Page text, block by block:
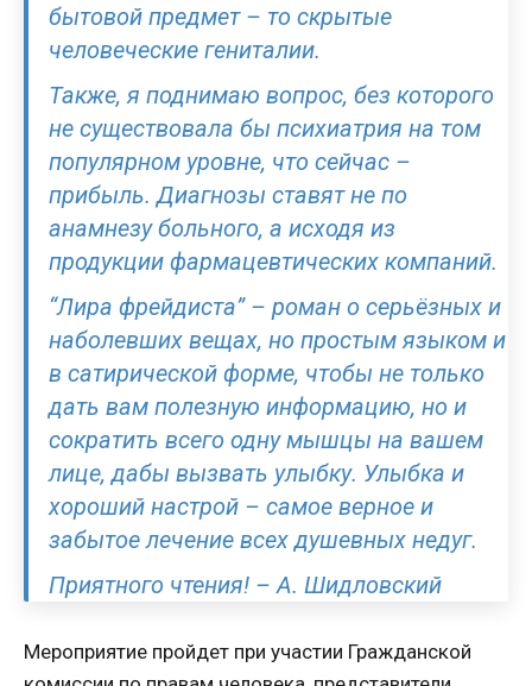
бытовой предмет – то скрытые
человеческие гениталии.
Также, я поднимаю вопрос, без которого
не существовала бы психиатрия на том
популярном уровне, что сейчас –
прибыль. Диагнозы ставят не по
анамнезу больного, а исходя из
продукции фармацевтических компаний.
“Лира фрейдиста” – роман о серьёзных и
наболевших вещах, но простым языком и
в сатирической форме, чтобы не только
дать вам полезную информацию, но и
сократить всего одну мышцы на вашем
лице, дабы вызвать улыбку. Улыбка и
хороший настрой – самое верное и
забытое лечение всех душевных недуг.
Приятного чтения! – А. Шидловский
Мероприятие пройдет при участии Гражданской